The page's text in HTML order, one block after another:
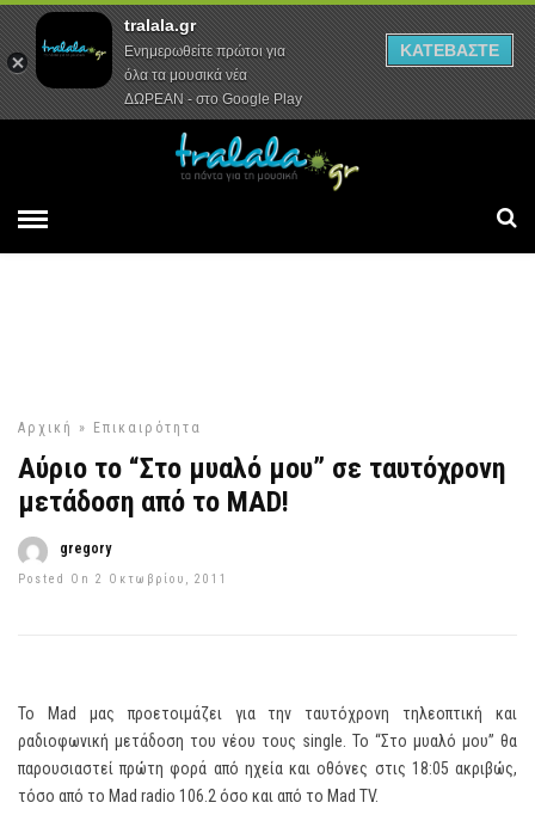
Αρχική Συνεντεύξεις Ρεπορτάζ
Αρχική » Επικαιρότητα
Αύριο το “Στο μυαλό μου” σε ταυτόχρονη
μετάδοση από το MAD!
gregory
Posted On 2 Οκτωβρίου, 2011
Το Mad μας προετοιμάζει για την ταυτόχρονη τηλεοπτική και
ραδιοφωνική μετάδοση του νέου τους single. Το “Στο μυαλό μου” θα
παρουσιαστεί πρώτη φορά από ηχεία και οθόνες στις 18:05 ακριβώς,
τόσο από το Mad radio 106.2 όσο και από το Mad TV.
tralala.gr
Ενημερωθείτε πρώτοι για
όλα τα μουσικά νέα
ΔΩΡΕΑΝ - στο Google Play
ΚΑΤΕΒΑΣΤΕ